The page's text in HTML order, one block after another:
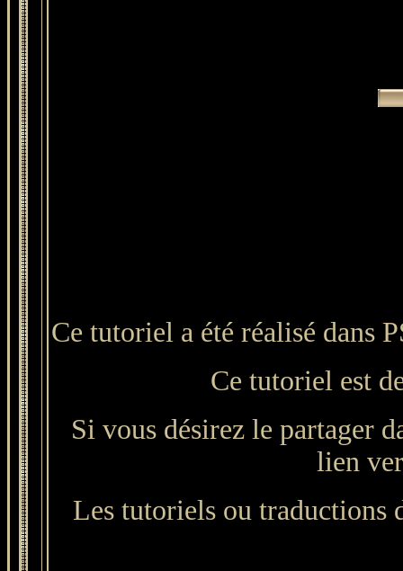
Ce tutoriel a été réalisé dans
Ce tutoriel est
Si vous désirez le partager
lien
Les tutoriels ou traductions